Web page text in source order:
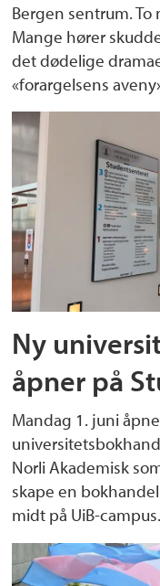
Bergen sentrum.
Mange hører
det dødelige
«forargelsens
Ny
åpner på
Mandag 1. juni
Norli Akademisk
skape en
midt på UiB-campus.